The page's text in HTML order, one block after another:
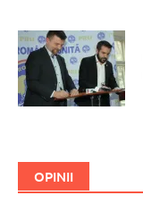
OPINII